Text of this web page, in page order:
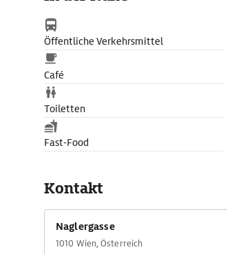
Öffentliche Verkehrsmittel
Café
Toiletten
Fast-Food
Kontakt
Naglergasse
1010 Wien, Österreich